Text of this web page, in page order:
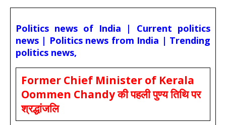
Politics news of India | Current politics
news | Politics news from India | Trending
politics news,
Former Chief Minister of Kerala
Oommen Chandy की पहली पुण्य तिथि पर
श्रद्धांजलि